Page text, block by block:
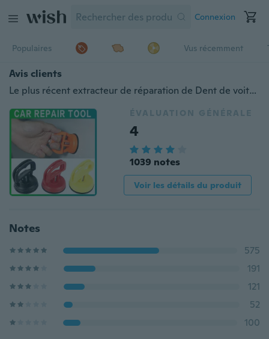
Connexion
Populaires Vus récemment
Avis clients
Le plus récent extracteur de réparation de Dent de voiture outils de retrait de Dent forte aspiration manuelle outil de réparation de Dent de peinture outil de voiture accessoires de voiture
ÉVALUATION GÉNÉRALE
4
1039 notes
Voir les détails du produit
Notes
575
191
121
52
100